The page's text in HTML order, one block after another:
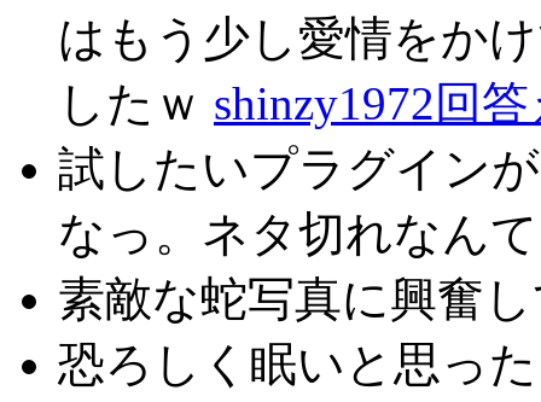
はもう少し愛情をか
したｗ shinzy1972回
試したいプラグイン
なっ。ネタ切れなん
素敵な蛇写真に興奮
恐ろしく眠いと思っ